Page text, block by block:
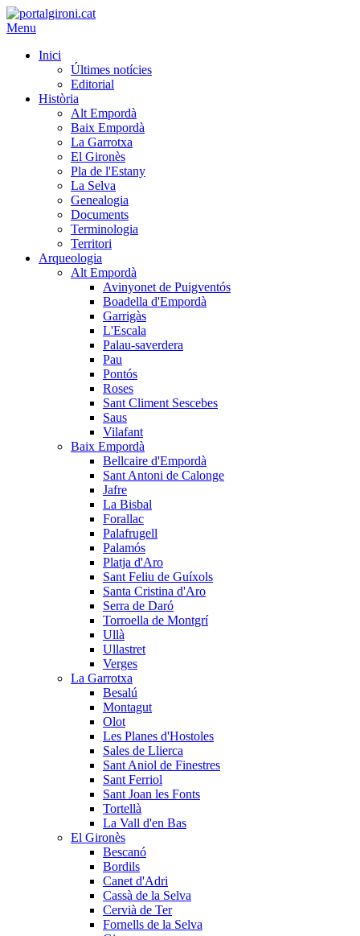
Menu
Inici
Últimes notícies
Editorial
Història
Alt Empordà
Baix Empordà
La Garrotxa
El Gironès
Pla de l'Estany
La Selva
Genealogia
Documents
Terminologia
Territori
Arqueologia
Alt Empordà
Avinyonet de Puigventós
Boadella d'Empordà
Garrigàs
L'Escala
Palau-saverdera
Pau
Pontós
Roses
Sant Climent Sescebes
Saus
Vilafant
Baix Empordà
Bellcaire d'Empordà
Sant Antoni de Calonge
Jafre
La Bisbal
Forallac
Palafrugell
Palamós
Platja d'Aro
Sant Feliu de Guíxols
Santa Cristina d'Aro
Serra de Daró
Torroella de Montgrí
Ullà
Ullastret
Verges
La Garrotxa
Besalú
Montagut
Olot
Les Planes d'Hostoles
Sales de Llierca
Sant Aniol de Finestres
Sant Ferriol
Sant Joan les Fonts
Tortellà
La Vall d'en Bas
El Gironès
Bescanó
Bordils
Canet d'Adri
Cassà de la Selva
Cervià de Ter
Fornells de la Selva